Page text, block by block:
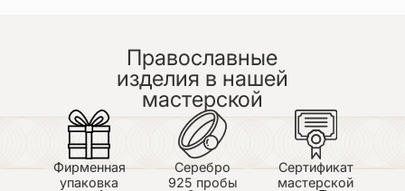
Ждем Крещение малышки!
Очень красивый крестик, аккуратная работа,
думаю заказать подобный и себе
Православные
изделия в нашей
мастерской
Фирменная
упаковка
Серебро
925 пробы
Сертификат
мастерской